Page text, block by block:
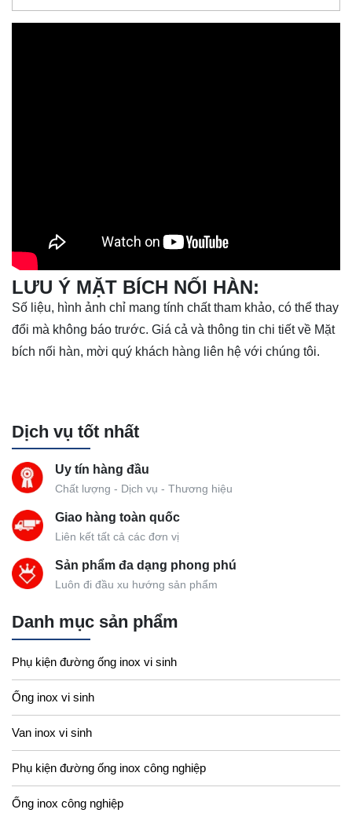
LƯU Ý MẶT BÍCH NỐI HÀN:
Số liệu, hình ảnh chỉ mang tính chất tham khảo, có thể thay
đổi mà không báo trước. Giá cả và thông tin chi tiết về Mặt
bích nối hàn, mời quý khách hàng liên hệ với chúng tôi.
Dịch vụ tốt nhất
Uy tín hàng đầu
Chất lượng - Dịch vụ - Thương hiệu
Giao hàng toàn quốc
Liên kết tất cả các đơn vị
Sản phẩm đa dạng phong phú
Luôn đi đầu xu hướng sản phẩm
Danh mục sản phẩm
Phụ kiện đường ống inox vi sinh
Ống inox vi sinh
Van inox vi sinh
Phụ kiện đường ống inox công nghiệp
Ống inox công nghiệp